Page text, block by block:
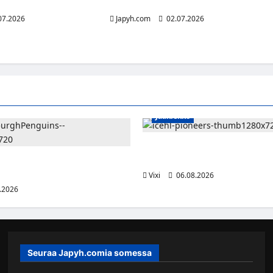
Japyh.com
02.07.2026
Jääkiekko
Vixi
06.08.2026
Seuraa Japyh.comia somessa